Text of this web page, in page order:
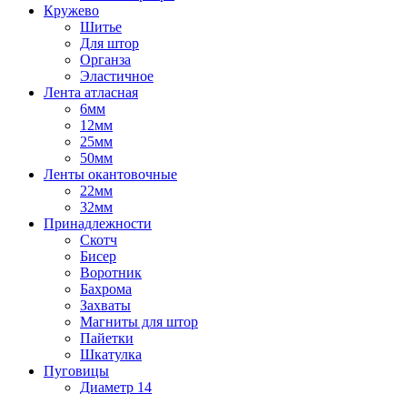
Кружево
Шитье
Для штор
Органза
Эластичное
Лента атласная
6мм
12мм
25мм
50мм
Ленты окантовочные
22мм
32мм
Принадлежности
Скотч
Бисер
Воротник
Бахрома
Захваты
Магниты для штор
Пайетки
Шкатулка
Пуговицы
Диаметр 14